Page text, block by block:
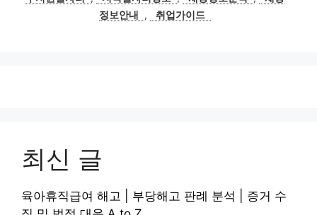
정보안내
, 취업가이드
최신 글
육아휴직급여 해고 | 부당해고 판례 분석 | 증거 수